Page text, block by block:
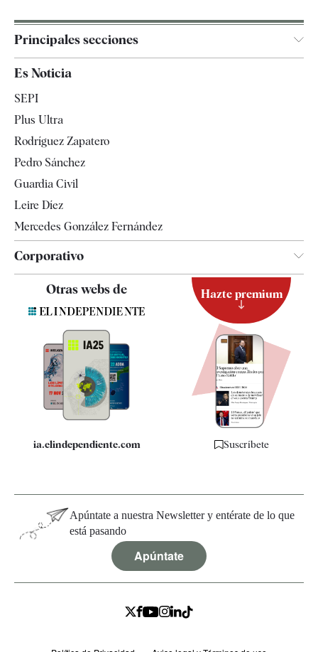
Principales secciones
España
Televisión
Es Noticia
SEPI
Plus Ultra
Rodríguez Zapatero
Pedro Sánchez
Guardia Civil
Leire Díez
Mercedes González Fernández
Corporativo
Contacto
Quiénes somos
Especificaciones
Otras webs de
ia.elindependiente.com
Hazte premium
Suscríbete
Apúntate a nuestra Newsletter y entérate de lo que
está pasando
Apúntate